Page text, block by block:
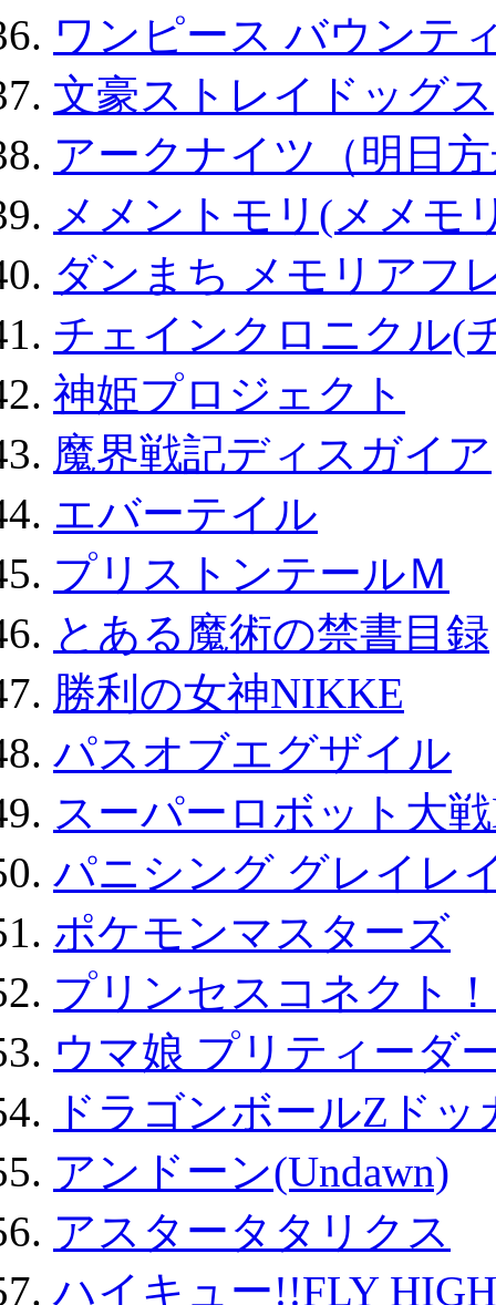
ワンピース バウンテ
文豪ストレイドッグス
アークナイツ（明日
メメントモリ(メメモ
ダンまち メモリアフ
チェインクロニクル(
神姫プロジェクト
魔界戦記ディスガイア
エバーテイル
プリストンテールＭ
とある魔術の禁書目録
勝利の女神NIKKE
パスオブエグザイル
スーパーロボット大
パニシング グレイレ
ポケモンマスターズ
プリンセスコネクト
ウマ娘 プリティーダ
ドラゴンボールZド
アンドーン(Undawn)
アスタータタリクス
ハイキュー!!FLY HIGH